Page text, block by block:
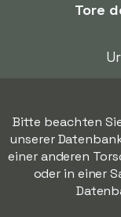
Tore
Bitte beachten
unserer
einer anderen
oder in einer